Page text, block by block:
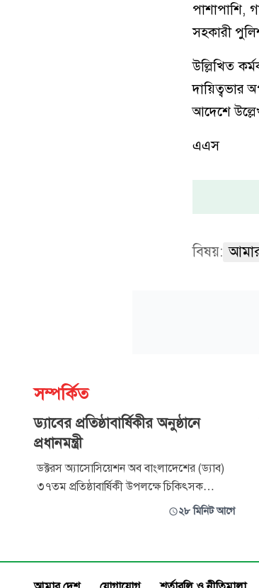
পাশাপাশি,
সহকারী
উল্লিখিত
দায়িত্বভার
আদেশে
এএস
বিষয়:
সম্পর্কিত
ড্যাবের প্রতিষ্ঠাবার্ষিকীর অনুষ্ঠানে
প্রধানমন্ত্রী
ডক্টরস অ্যাসোসিয়েশন অব বাংলাদেশের (ড্যাব)
৩৭তম প্রতিষ্ঠাবার্ষিকী উপলক্ষে চিকিৎসক
সমাবেশে যোগ দিয়েছেন প্রধানমন্ত্রী তারেক
দেন তিনি। ড্যাবের ৩৭তম প্রতিষ্ঠাবার্ষিকী উপলক্ষে
এ চিকিৎসক সমাবেশে অন্যান্যের মধ্যে বি
২৮ মিনিট আগে